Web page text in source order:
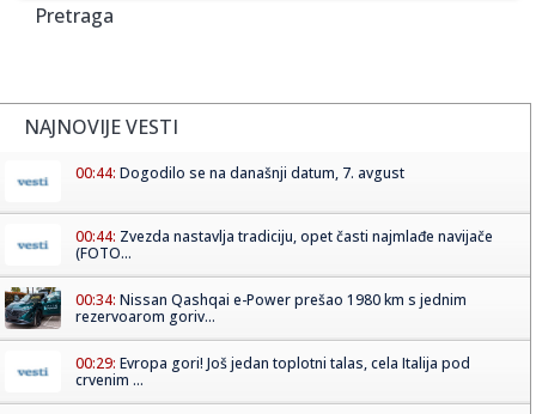
Pretraga
NAJNOVIJE VESTI
00:44: Dogodilo se na današnji datum, 7. avgust
00:44: Zvezda nastavlja tradiciju, opet časti najmlađe navijače
(FOTO...
00:34: Nissan Qashqai e-Power prešao 1980 km s jednim
rezervoarom goriv...
00:29: Evropa gori! Još jedan toplotni talas, cela Italija pod
crvenim ...